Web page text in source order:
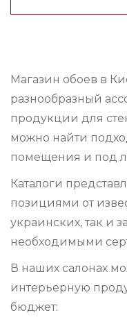
Магазин обоев в
разнообразный
продукции для
можно найти
помещения и под
Каталоги
позициями от
украинских, так и
необходимыми
В наших салонах
интерьерную
бюджет: